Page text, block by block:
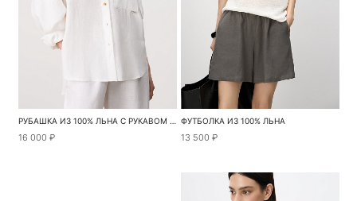
РУБАШКА ИЗ 100% ЛЬНА С РУКАВОМ РЕГЛАН
16 000 ₽
ФУТБОЛКА ИЗ 100% ЛЬНА
13 500 ₽